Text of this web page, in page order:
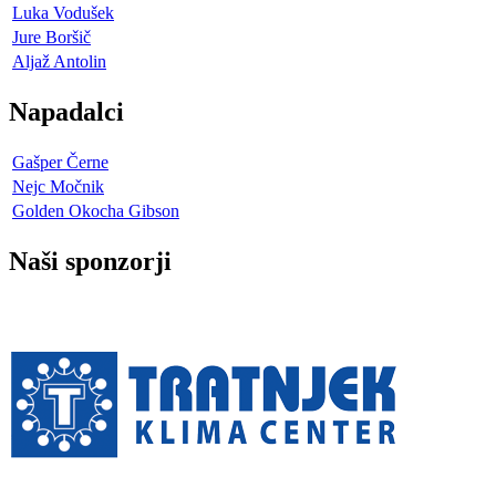
Luka Vodušek
Jure Boršič
Aljaž Antolin
Napadalci
Gašper Černe
Nejc Močnik
Golden Okocha Gibson
Naši sponzorji